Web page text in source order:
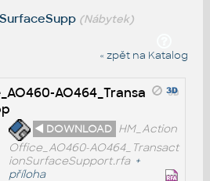
(Nábytek)
« zpět na Katalog
AO464_Transa
◄ DOWNLOAD HM_Action
Office_AO460-AO464_Transact
ionSurfaceSupport.rfa +
příloha